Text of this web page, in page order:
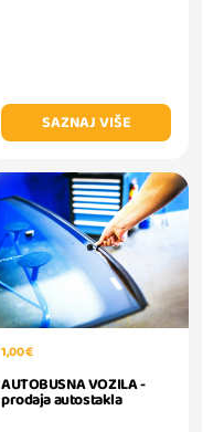
SAZNAJ VIŠE
1,00 €
AUTOBUSNA VOZILA -
prodaja autostakla